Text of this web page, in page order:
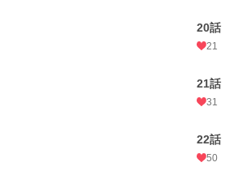
20
21
21
31
22
50